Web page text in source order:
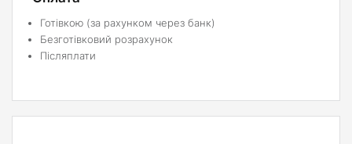
Готівкою (за рахунком через банк)
Безготівковий розрахунок
Післяплати